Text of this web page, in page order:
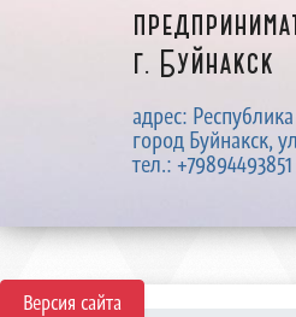
Версия сайта
г. Буйнакск
адрес:
город Буйнакск,
тел.: +79894493851